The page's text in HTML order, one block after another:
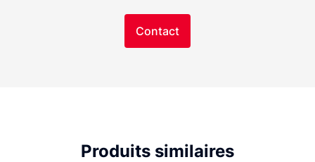
Contact
Produits similaires